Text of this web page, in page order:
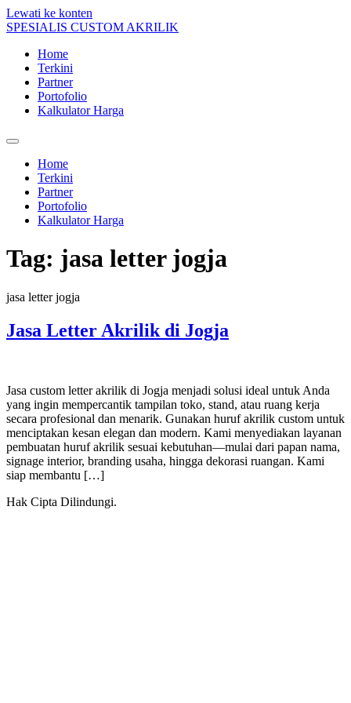
Lewati ke konten
SPESIALIS CUSTOM AKRILIK
Home
Terkini
Partner
Portofolio
Kalkulator Harga
Home
Terkini
Partner
Portofolio
Kalkulator Harga
Tag: jasa letter jogja
jasa letter jogja
Jasa Letter Akrilik di Jogja
Jasa custom letter akrilik di Jogja menjadi solusi ideal untuk Anda
yang ingin mempercantik tampilan toko, stand, atau ruang kerja
secara profesional dan menarik. Gunakan huruf akrilik custom untuk
menciptakan kesan elegan dan modern. Kami menyediakan layanan
pembuatan huruf akrilik sesuai kebutuhan—mulai dari papan nama,
signage interior, branding usaha, hingga dekorasi ruangan. Kami
siap membantu […]
Hak Cipta Dilindungi.